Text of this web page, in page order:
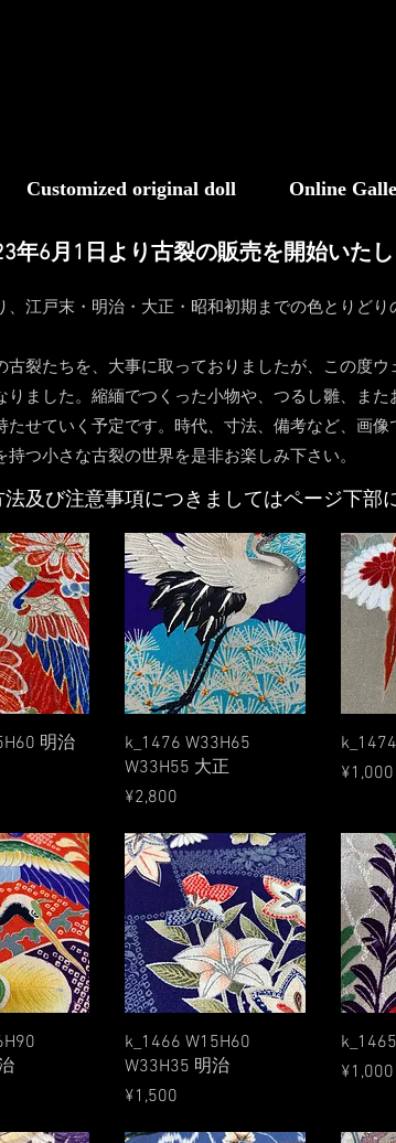
Customized original doll Online
年6月1日より古裂の販売を開始いた
江戸末・明治・大正・昭和初期までの色とりどり
裂たちを、大事に取っておりましたが、この度
ました。 縮緬でつくった小物や、つるし雛、ま
せていく予定です。 時代、寸法、備考など、画
つ小さな古裂の世界を是非お楽しみ下さい。
及び注意事項につきましてはページ下部
View 明治
Quick View
k_1476 W33H65
W33H55 大正
Price
¥2,800
Price
¥1,000
View Quick View
k_1466 W15H60
W33H35 明治
Price
¥1,500
Price
¥1,000